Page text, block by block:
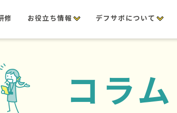
修 お役立ち情報 デフサポについて
コラム